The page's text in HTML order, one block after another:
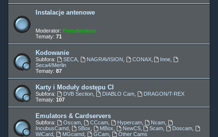
Instalacje antenowe
Moderator: Fotodetektor
Tematy: 71
Kodowanie
Subfora: SECA, NAGRAVISION CONAX, Inne
Seca4/Merlin
Tematy: 87
Karty i Moduły dostępu CI
Subfora: DVB Section, DIABLO Cam,
DRAGON/T-REX
Tematy: 107
Emulators & Cardservers
Subfora: Oscam, CCcam, Hypercam, Ncam
IncubusCamd
SBox MBox NewCS, Scam Doscam
WiCard
MGcamd, GCam,
Other Cams